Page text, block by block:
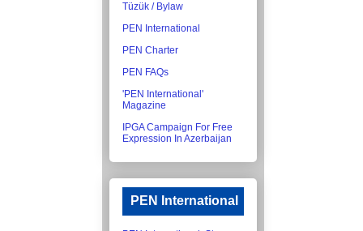
Tüzük / Bylaw
PEN International
PEN Charter
PEN FAQs
'PEN International'
Magazine
IPGA Campaign For Free
Expression In Azerbaijan
PEN International